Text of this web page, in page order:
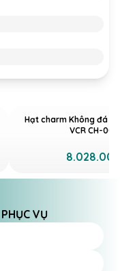
Hạt charm Không đá
VCR CH-
VỤ